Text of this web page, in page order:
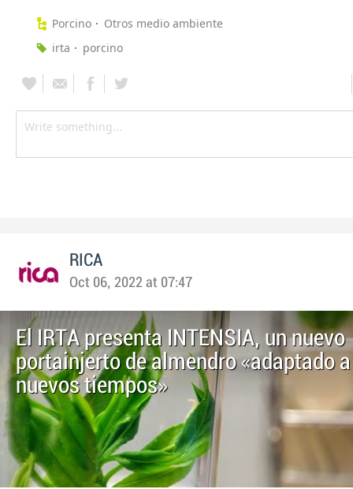
Porcino
Otros medio ambiente
irta
porcino
RICA
Oct 06, 2022 at 07:47
El IRTA presenta INTENSIA, un nuevo
portainjerto de almendro «adaptado
nuevos tiempos»